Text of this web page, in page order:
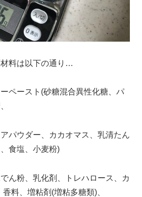
料は以下の通り…
ペースト(砂糖混合異性化糖、パ
パウダー、カカオマス、乳清たん
食塩、小麦粉)
ん粉、乳化剤、トレハロース、カ
料、増粘剤(増粘多糖類)、